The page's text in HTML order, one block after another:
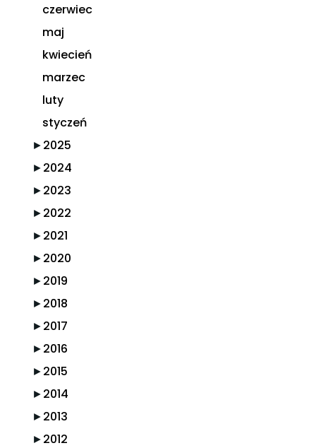
czerwiec
maj
kwiecień
marzec
luty
styczeń
►2025
►2024
►2023
►2022
►2021
►2020
►2019
►2018
►2017
►2016
►2015
►2014
►2013
►2012